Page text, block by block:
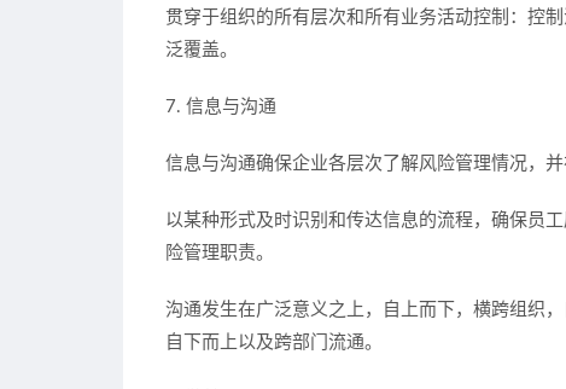
贯穿于组织的所有层次和所有业务活动控制：控
泛覆盖。
7. 信息与沟通
信息与沟通确保企业各层次了解风险管理情况，
以某种形式及时识别和传达信息的流程，确保员
险管理职责。
沟通发生在广泛意义之上，自上而下，横跨组织
自下而上以及跨部门流通。